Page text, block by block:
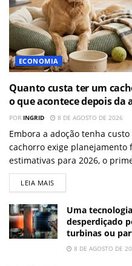
ECONOMIA
Quanto custa ter um
o que acontece depois da
POR INGRID 8 DE AGOSTO DE 2026
Embora a adoção tenha
cachorro exige planejamento
estimativas para 2026, o
LEIA MAIS
Uma
desperdiçado
turbinas ou
8 DE AGOSTO DE